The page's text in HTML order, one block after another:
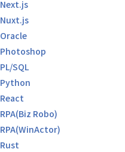
Next.js
Nuxt.js
Oracle
Photoshop
PL/SQL
Python
React
RPA(Biz Robo)
RPA(WinActor)
Rust